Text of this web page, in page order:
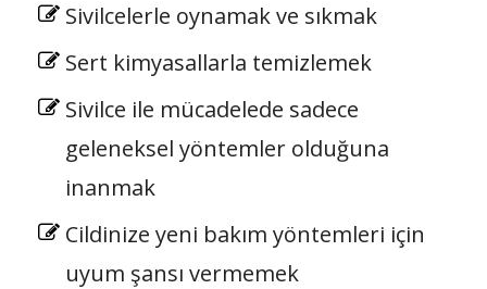
Sivilcelerle oynamak ve sıkmak
Sert kimyasallarla temizlemek
Sivilce ile mücadelede sadece
geleneksel yöntemler olduğuna
inanmak
Cildinize yeni bakım yöntemleri için
uyum şansı vermemek